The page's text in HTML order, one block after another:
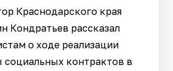
Краснодарского края
Кондратьев рассказал
о ходе реализации
контрактов в